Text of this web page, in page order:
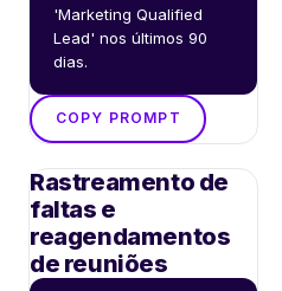
'Marketing Qualified
Lead' nos últimos 90
dias.
COPY PROMPT
Rastreamento de
faltas e
reagendamentos
de reuniões